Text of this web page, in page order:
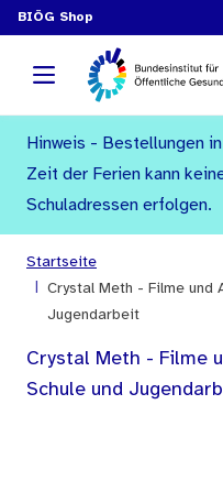
BIÖG Shop
Hinweis - Bestellungen
Zeit der Ferien kann
Schuladressen erfolgen.
Startseite
Crystal Meth - Filme und
Jugendarbeit
Crystal Meth - Filme
Schule und